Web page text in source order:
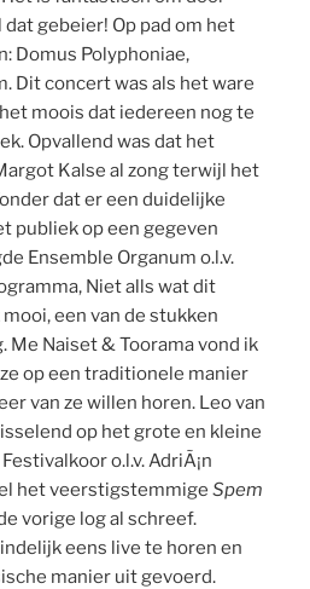
gebeier! Op pad om het
Domus Polyphoniae,
Dit concert was als het ware
moois dat iedereen nog te
Opvallend was dat het
Kalse al zong terwijl het
dat er een duidelijke
publiek op een gegeven
Ensemble Organum o.l.v.
Niet alls wat dit
een van de stukken
Me Naiset & Toorama vond ik
op een traditionele manier
van ze willen horen. Leo van
op het grote en kleine
o.l.v. AdriÃ¡n
het veerstigstemmige Spem
vorige log al schreef.
eens live te horen en
manier uit gevoerd.